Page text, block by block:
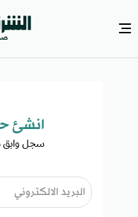
انشئ
سجل وابق